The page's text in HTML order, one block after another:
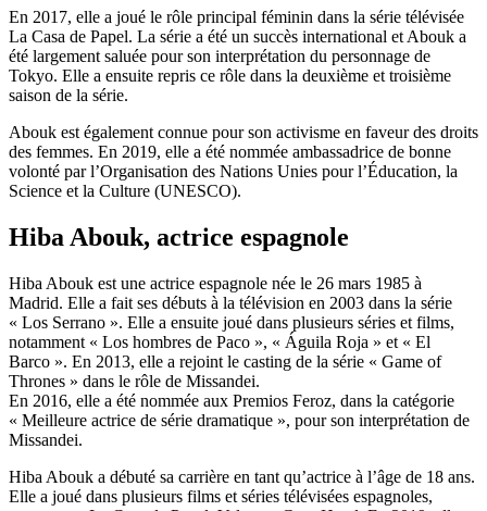
En 2017, elle a joué le rôle principal féminin dans la série télévisée
La Casa de Papel. La série a été un succès international et Abouk a
été largement saluée pour son interprétation du personnage de
Tokyo. Elle a ensuite repris ce rôle dans la deuxième et troisième
saison de la série.
Abouk est également connue pour son activisme en faveur des droits
des femmes. En 2019, elle a été nommée ambassadrice de bonne
volonté par l’Organisation des Nations Unies pour l’Éducation, la
Science et la Culture (UNESCO).
Hiba Abouk, actrice espagnole
Hiba Abouk est une actrice espagnole née le 26 mars 1985 à
Madrid. Elle a fait ses débuts à la télévision en 2003 dans la série
« Los Serrano ». Elle a ensuite joué dans plusieurs séries et films,
notamment « Los hombres de Paco », « Águila Roja » et « El
Barco ». En 2013, elle a rejoint le casting de la série « Game of
Thrones » dans le rôle de Missandei.
En 2016, elle a été nommée aux Premios Feroz, dans la catégorie
« Meilleure actrice de série dramatique », pour son interprétation de
Missandei.
Hiba Abouk a débuté sa carrière en tant qu’actrice à l’âge de 18 ans.
Elle a joué dans plusieurs films et séries télévisées espagnoles,